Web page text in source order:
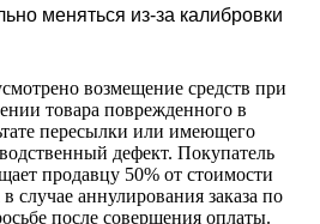
меняться из-за калибровки
возмещение средств при
товара поврежденного в
пересылки или имеющего
дефект. Покупатель
продавцу 50% от стоимости
в случае аннулирования заказа по
после совершения оплаты.